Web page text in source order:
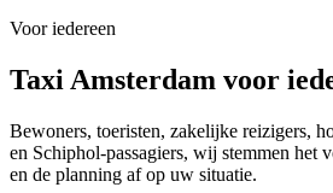
Voor iedereen
Taxi Amsterdam voor
Bewoners, toeristen, zakelijke reizigers,
en Schiphol-passagiers, wij stemmen het
en de planning af op uw situatie.